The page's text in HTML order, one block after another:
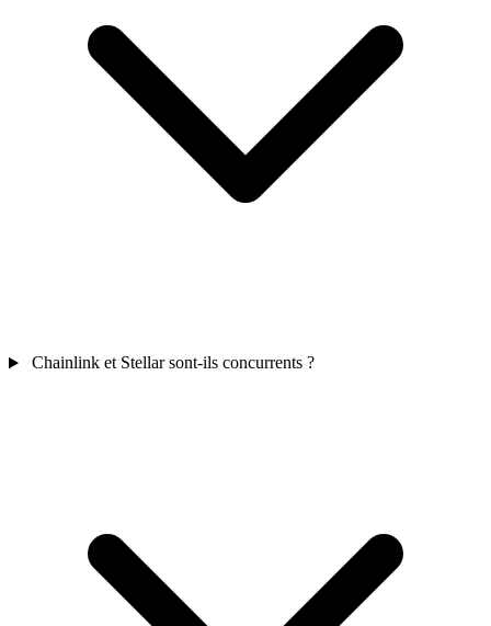
Chainlink et Stellar sont-ils concurrents ?